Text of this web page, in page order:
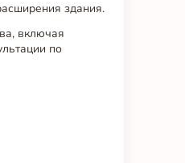
здания.
включая
по